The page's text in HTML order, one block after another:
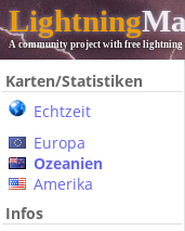
Lightning
A community project with free lightning
Karten/Statistiken
Echtzeit
Europa
Ozeanien
Amerika
Infos